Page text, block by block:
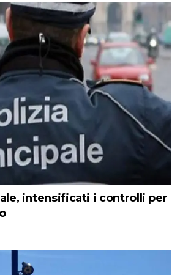
intensificati i controlli per